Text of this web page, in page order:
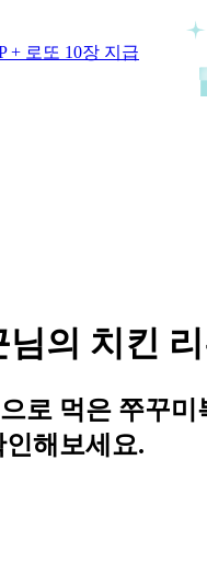
+ 로또 10장 지급
의 치킨
로 먹은 쭈꾸미
해보세요.